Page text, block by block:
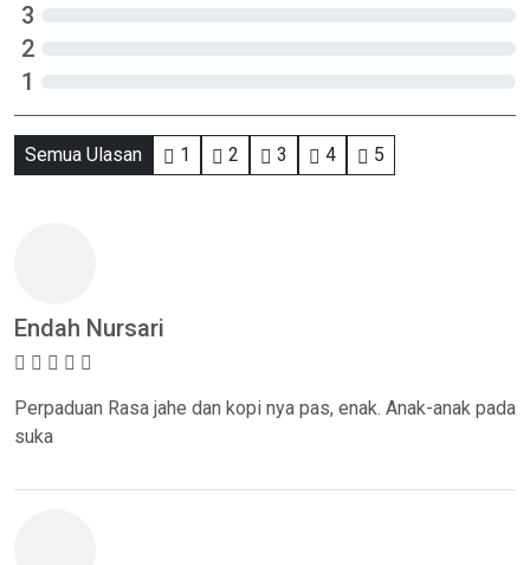
3
2
1
Semua Ulasan 1 2 3 4 5
Endah Nursari
Perpaduan Rasa jahe dan kopi nya pas, enak. Anak-anak pada
suka